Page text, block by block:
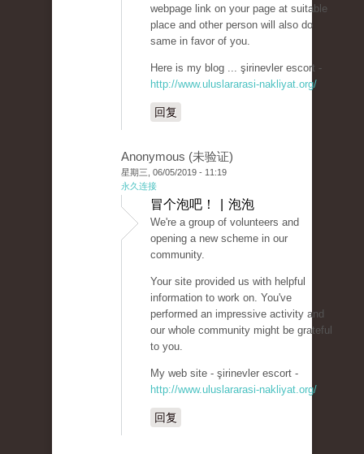
webpage link on your page at suitable
place and other person will also do
same in favor of you.
Here is my blog ... şirinevler escort -
http://www.uluslararasi-nakliyat.org/
回复
Anonymous (未验证)
星期三, 06/05/2019 - 11:19
永久连接
冒个泡吧！ | 泡泡
We're a group of volunteers and
opening a new scheme in our
community.
Your site provided us with helpful
information to work on. You've
performed an impressive activity and
our whole community might be grateful
to you.
My web site - şirinevler escort -
http://www.uluslararasi-nakliyat.org/
回复